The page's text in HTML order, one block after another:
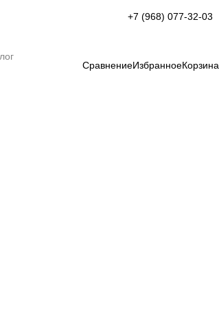
+7 (968) 077-32-03
СравнениеИзбранноеКорзина